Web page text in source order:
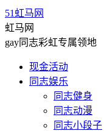
51虹马网
虹马网
gay同志彩虹专属领地
现金活动
同志娱乐
同志健身
同志动漫
同志小段子